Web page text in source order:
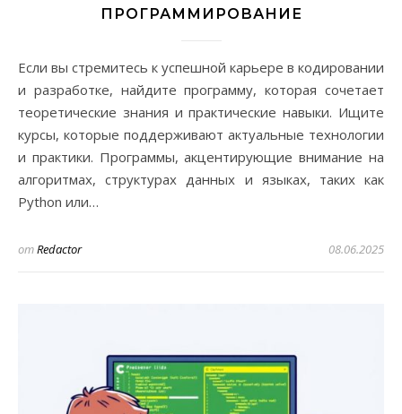
ПРОГРАММИРОВАНИЕ
Если вы стремитесь к успешной карьере в кодировании
и разработке, найдите программу, которая сочетает
теоретические знания и практические навыки. Ищите
курсы, которые поддерживают актуальные технологии
и практики. Программы, акцентирующие внимание на
алгоритмах, структурах данных и языках, таких как
Python или…
отRedactor 08.06.2025